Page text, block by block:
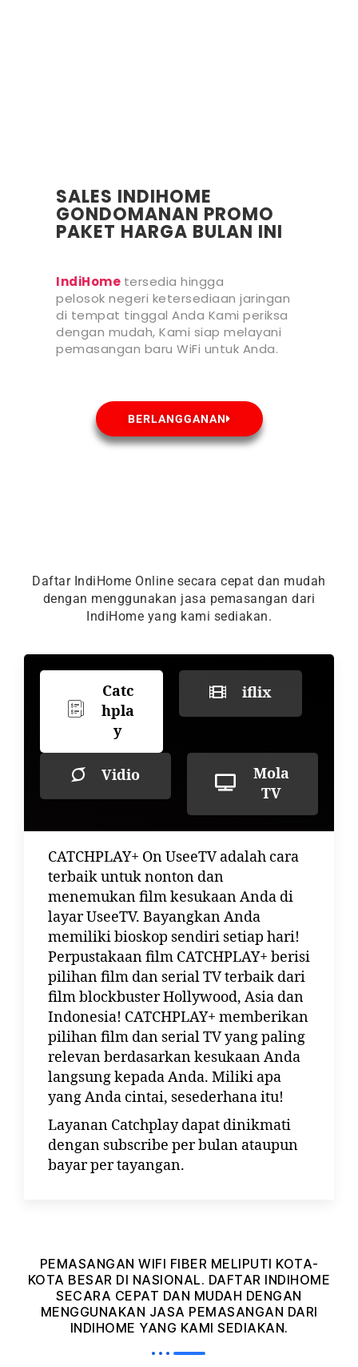
SALES INDIHOME
GONDOMANAN PROMO
PAKET HARGA BULAN INI
IndiHome tersedia hingga
pelosok negeri ketersediaan jaringan
di tempat tinggal Anda Kami periksa
dengan mudah, Kami siap melayani
pemasangan baru WiFi untuk Anda.
BERLANGGANAN
Daftar IndiHome Online secara cepat dan mudah
dengan menggunakan jasa pemasangan dari
IndiHome yang kami sediakan.
Catc
hpla
y
iflix
Vidio
Mola
TV
CATCHPLAY+ On UseeTV adalah cara
terbaik untuk nonton dan
menemukan film kesukaan Anda di
layar UseeTV. Bayangkan Anda
memiliki bioskop sendiri setiap hari!
Perpustakaan film CATCHPLAY+ berisi
pilihan film dan serial TV terbaik dari
film blockbuster Hollywood, Asia dan
Indonesia! CATCHPLAY+ memberikan
pilihan film dan serial TV yang paling
relevan berdasarkan kesukaan Anda
langsung kepada Anda. Miliki apa
yang Anda cintai, sesederhana itu!
Layanan Catchplay dapat dinikmati
dengan subscribe per bulan ataupun
bayar per tayangan.
PEMASANGAN WIFI FIBER MELIPUTI KOTA-
KOTA BESAR DI NASIONAL. DAFTAR INDIHOME
SECARA CEPAT DAN MUDAH DENGAN
MENGGUNAKAN JASA PEMASANGAN DARI
INDIHOME YANG KAMI SEDIAKAN.